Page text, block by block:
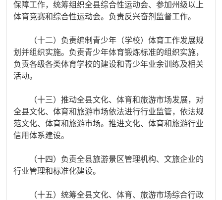
保障工作，统筹组织全县综合性运动会、参加州级以上
体育竞赛和综合性运动会。负责反兴奋剂监督工作。
（十二）负责编制青少年（学校）体育工作发展规
划并组织实施。负责青少年体育锻炼标准的组织实施，
负责各级各类体育学校的建设和青少年业余训练及相关
活动。
（十三）推动全县文化、体育和旅游市场发展，对
全县文化、体育和旅游市场依法进行行业监管，依法规
范文化、体育和旅游市场。推进文化、体育和旅游行业
信用体系建设。
（十四）负责全县旅游景区管理机构、文旅企业的
行业管理和标准化建设。
（十五）统筹全县文化、体育、旅游市场综合行政